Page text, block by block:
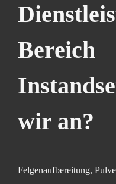
Bereich
wir an?
Felgenaufbereitung,